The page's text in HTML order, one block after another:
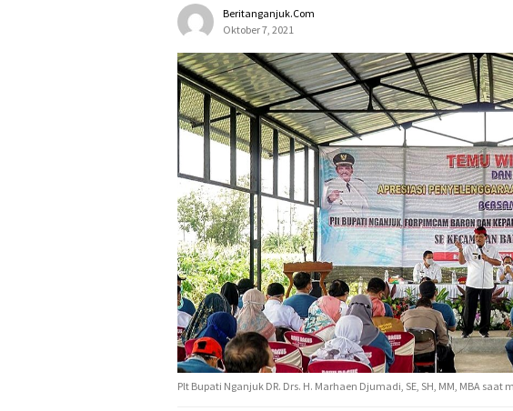
Beritanganjuk.com
Oktober 7, 2021
Plt Bupati Nganjuk DR. Drs. H. Marhaen Djumadi, SE, SH, MM, MBA